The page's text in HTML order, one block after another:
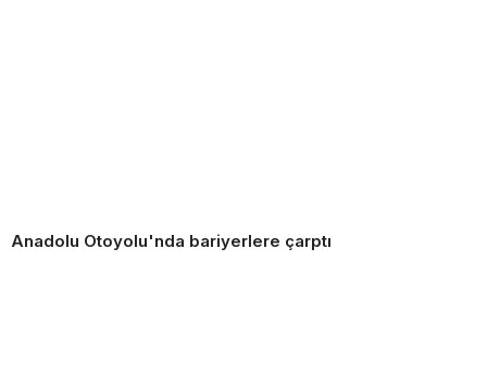
Anadolu Otoyolu'nda bariyerlere çarptı